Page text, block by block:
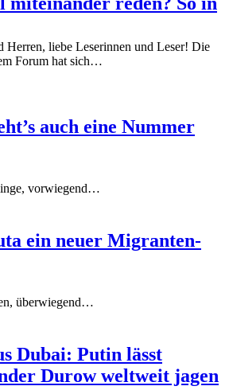
Herren, liebe Leserinnen und Leser! Die
Forum hat sich…
auch eine Nummer
vorwiegend…
ein neuer Migranten-
überwiegend…
Dubai: Putin lässt
Durow weltweit jagen